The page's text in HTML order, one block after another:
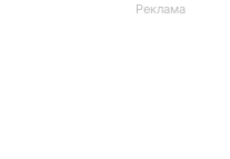
Реклама